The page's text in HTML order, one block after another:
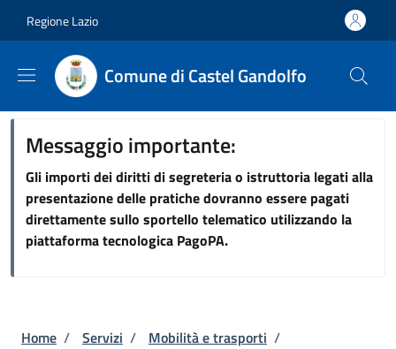
Regione Lazio
Comune di Castel Gandolfo
Messaggio importante:
Gli importi dei diritti di segreteria o istruttoria legati alla
presentazione delle pratiche dovranno essere pagati
direttamente sullo sportello telematico utilizzando la
piattaforma tecnologica PagoPA.
Briciole di pane
Home / Servizi / Mobilità e trasporti /